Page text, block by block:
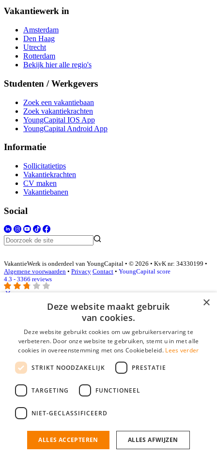
Vakantiewerk in
Amsterdam
Den Haag
Utrecht
Rotterdam
Bekijk hier alle regio's
Studenten / Werkgevers
Zoek een vakantiebaan
Zoek vakantiekrachten
YoungCapital IOS App
YoungCapital Android App
Informatie
Sollicitatietips
Vakantiekrachten
CV maken
Vakantiebanen
Social
VakantieWerk is onderdeel van YoungCapital • © 2026 • KvK nr: 34330199 •
Algemene voorwaarden • Privacy Contact • YoungCapital score
4.3 - 3366 reviews
Inloggen als bedrijf
E-mail*
Wachtwoord
login gegevens onthouden
login
Bedrijf aanmelden
nieuwe collega/werknemer zo gevonden!
×
Deze website maakt gebruik
van cookies.
Deze website gebruikt cookies om uw gebruikerservaring te
verbeteren. Door onze website te gebruiken, stemt u in met alle
cookies in overeenstemming met ons Cookiebeleid. Lees verder
STRIKT NOODZAKELIJK PRESTATIE
TARGETING FUNCTIONEEL
NIET-GECLASSIFICEERD
ALLES ACCEPTEREN ALLES AFWIJZEN